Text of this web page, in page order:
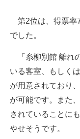
第2位は、得票率
でした。
「糸柳別館 離れ
いる客室、もしく
が用意されており
が可能です。また
されていることに
やせそうです。